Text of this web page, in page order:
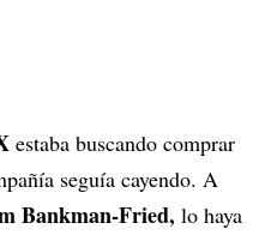
estaba buscando comprar
seguía cayendo. A
Bankman-Fried, lo haya